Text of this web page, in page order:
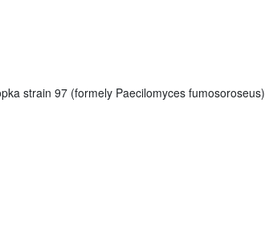
strain 97 (formely Paecilomyces fumosoroseus)